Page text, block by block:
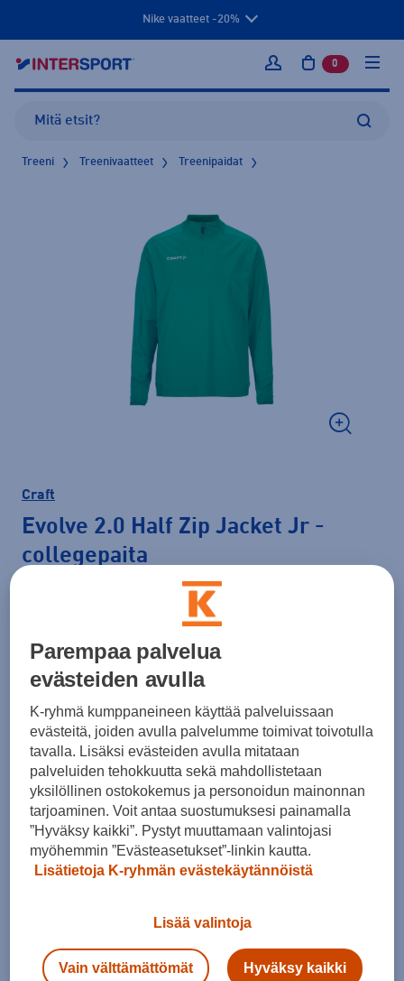
Nike vaatteet -20%
Kirjaudu sisään
0 tuotetta
Treeni Treenivaatteet Treenipaidat
Craft
Evolve 2.0 Half Zip Jacket Jr -
collegepaita
Koko
134 - 140 146 - 152 158 - 164
Kokotaulukko
Lisää ostoskoriin
Tarkista saatavuus ja tilaa myymälästä
Parempaa palvelua
evästeiden avulla
K-ryhmä kumppaneineen käyttää palveluissaan
evästeitä, joiden avulla palvelumme toimivat toivotulla
tavalla. Lisäksi evästeiden avulla mitataan
palveluiden tehokkuutta sekä mahdollistetaan
yksilöllinen ostokokemus ja personoidun mainonnan
tarjoaminen. Voit antaa suostumuksesi painamalla
”Hyväksy kaikki”. Pystyt muuttamaan valintojasi
myöhemmin ”Evästeasetukset”-linkin kautta.
Lisätietoja K-ryhmän evästekäytännöistä
Lisää valintoja
Vain välttämättömät Hyväksy kaikki